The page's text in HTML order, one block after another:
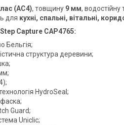
(AC4), товщину 9 мм, водостійну
для кухні, спальні, вітальні,
Capture CAP4765:
Бельгія;
структура деревини;
HydroSeal;
Guard;
Uniclic;